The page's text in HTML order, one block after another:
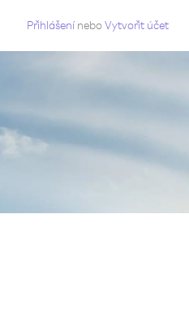
Přihlášení neboVytvořit účet